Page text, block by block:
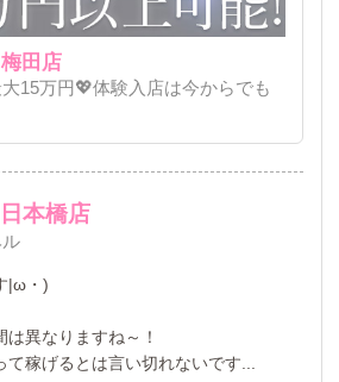
田店
15万円💖体験入店は今からでも
本橋店
|ω・)
異なりますね～！
て稼げるとは言い切れないです...